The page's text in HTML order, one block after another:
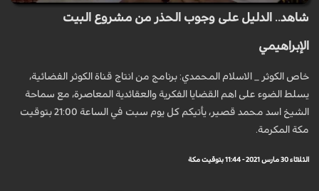
شاهد.. الدليل على وجوب الحذر من مشروع البيت
الإبراهيمي
خاص الكوثر _ الاسلام المحمدي: برنامج من انتاج قناة الكوثر الفضائية،
يسلط الضوء على اهم القضايا الفكرية والعقائدية المعاصرة، مع سماحة
الشيخ اسد محمد قصير، يأتيكم كل يوم سبت في الساعة 21:00 بتوقيت
مكة المكرمة.
الثلاثاء 30 مارس 2021 - 11:44 بتوقيت مكة